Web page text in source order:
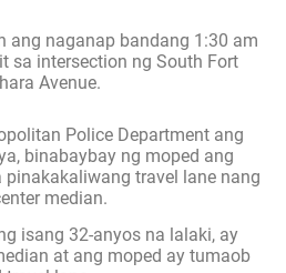
ang naganap bandang 1:30 am
sa intersection ng South Fort
Avenue.
Police Department ang
binabaybay ng moped ang
pinakakaliwang travel lane nang
median.
isang 32-anyos na lalaki, ay
at ang moped ay tumaob